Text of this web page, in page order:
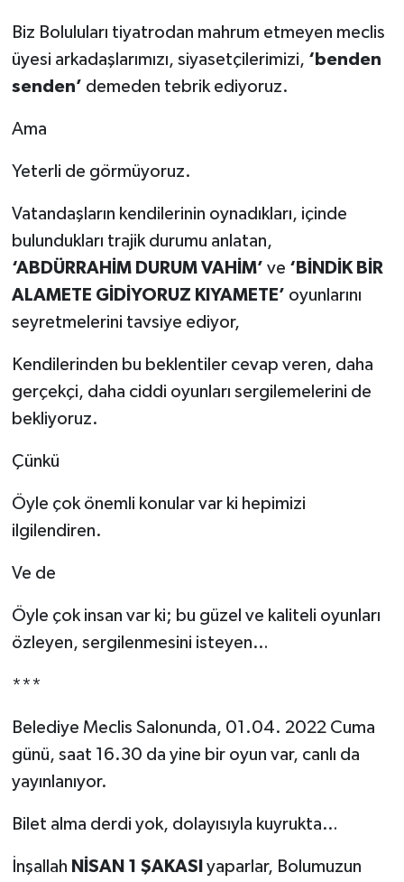
Biz Boluluları tiyatrodan mahrum etmeyen meclis
üyesi arkadaşlarımızı, siyasetçilerimizi, ‘benden
senden’ demeden tebrik ediyoruz.
Ama
Yeterli de görmüyoruz.
Vatandaşların kendilerinin oynadıkları, içinde
bulundukları trajik durumu anlatan,
‘ABDÜRRAHİM DURUM VAHİM’ ve ‘BİNDİK BİR
ALAMETE GİDİYORUZ KIYAMETE’ oyunlarını
seyretmelerini tavsiye ediyor,
Kendilerinden bu beklentiler cevap veren, daha
gerçekçi, daha ciddi oyunları sergilemelerini de
bekliyoruz.
Çünkü
Öyle çok önemli konular var ki hepimizi
ilgilendiren.
Ve de
Öyle çok insan var ki; bu güzel ve kaliteli oyunları
özleyen, sergilenmesini isteyen…
***
Belediye Meclis Salonunda, 01.04. 2022 Cuma
günü, saat 16.30 da yine bir oyun var, canlı da
yayınlanıyor.
Bilet alma derdi yok, dolayısıyla kuyrukta…
İnşallah NİSAN 1 ŞAKASI yaparlar, Bolumuzun